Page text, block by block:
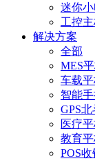
迷你
工控
解决方案
全部
MES
车载
智能
GPS
医疗
教育
POS